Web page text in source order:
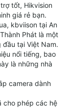
tốt, Hikvision
giá rẻ bạn.
kbviison tại An
Phát là một
tại Việt Nam.
nổi tiếng, bao
là những nhà
camera dành
cho phép các hệ